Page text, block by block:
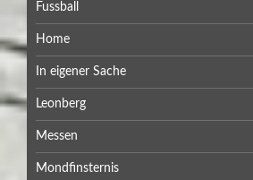
Fussball
Home
In eigener Sache
Leonberg
Messen
Mondfinsternis